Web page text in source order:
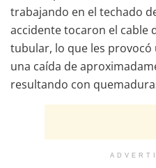
trabajando en el techado
accidente tocaron el cable
tubular, lo que les provocó
una caída de
resultando con